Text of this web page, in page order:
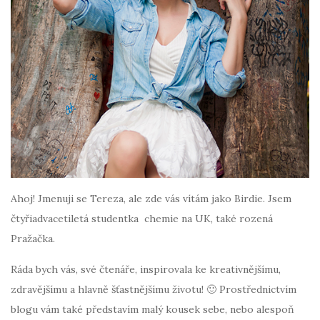
Ahoj! Jmenuji se Tereza, ale zde vás vítám jako Birdie. Jsem
čtyřiadvacetiletá studentka chemie na UK, také rozená
Pražačka.
Ráda bych vás, své čtenáře, inspirovala ke kreativnějšímu,
zdravějšímu a hlavně šťastnějšímu životu! 🙂 Prostřednictvím
blogu vám také představím malý kousek sebe, nebo alespoň